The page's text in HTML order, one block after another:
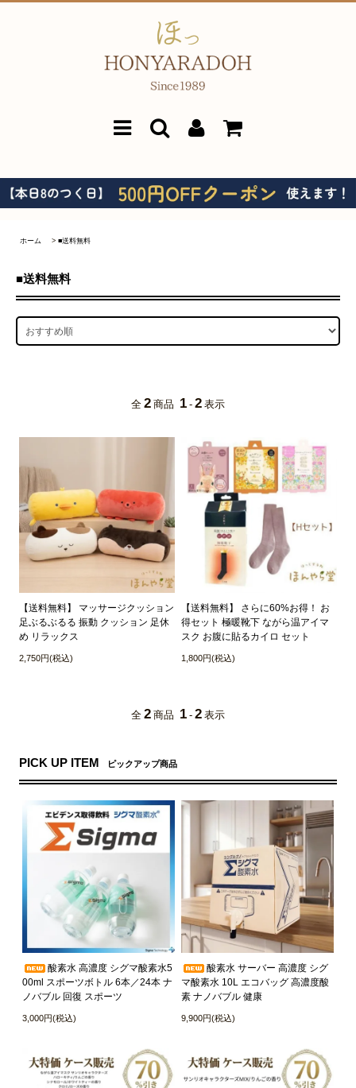
ホーム > ■送料無料
■送料無料
全 2 商品 1 - 2 表示
【送料無料】 マッサージクッション
足ぶるぶるる 振動 クッション 足休
め リラックス
2,750円(税込)
【送料無料】 さらに60%お得！ お
得セット 極暖靴下 ながら温アイマ
スク お腹に貼るカイロ セット
1,800円(税込)
全 2 商品 1 - 2 表示
PICK UP ITEM ピックアップ商品
酸素水 高濃度 シグマ酸素水5
00ml スポーツボトル 6本／24本 ナ
ノバブル 回復 スポーツ
3,000円(税込)
酸素水 サーバー 高濃度 シグ
マ酸素水 10L エコバッグ 高濃度酸
素 ナノバブル 健康
9,900円(税込)